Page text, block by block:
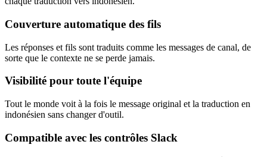
Couverture automatique des fils
Les réponses et fils sont traduits comme les messages de canal, de
sorte que le contexte ne se perde jamais.
Visibilité pour toute l'équipe
Tout le monde voit à la fois le message original et la traduction en
indonésien sans changer d'outil.
Compatible avec les contrôles Slack